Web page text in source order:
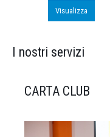
I nostri servizi
CARTA CLUB